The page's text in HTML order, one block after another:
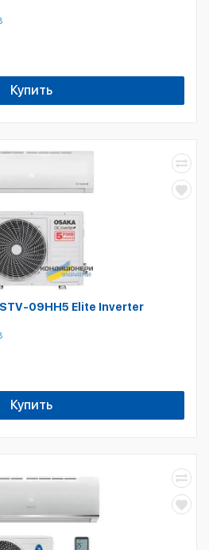
Купить
09HH5 Elite Inverter
Купить